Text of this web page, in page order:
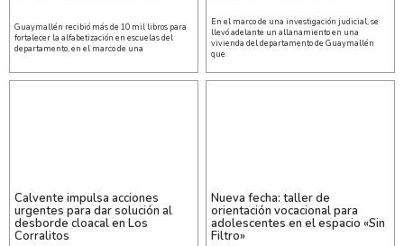
Guaymallén recibió más de 10 mil libros para
fortalecer la alfabetización en escuelas del
departamento, en el marco de una
En el marco de una investigación judicial, se
llevó adelante un allanamiento en una
vivienda del departamento de Guaymallén
que
Calvente impulsa acciones
urgentes para dar solución al
desborde cloacal en Los
Corralitos
Nueva fecha: taller de
orientación vocacional para
adolescentes en el espacio «Sin
Filtro»